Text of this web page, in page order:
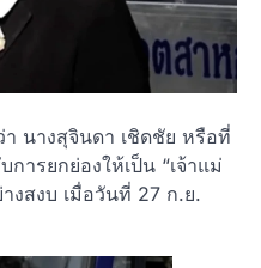
นางสุจินดา เชิดชัย หรือที่
ารยกย่องให้เป็น “เจ้าแม่
งสงบ เมื่อวันที่ 27 ก.ย.